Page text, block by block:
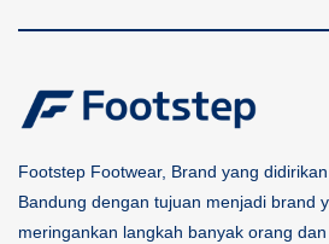
Footstep Footwear, Brand yang
Bandung dengan tujuan menjadi brand
meringankan langkah banyak orang